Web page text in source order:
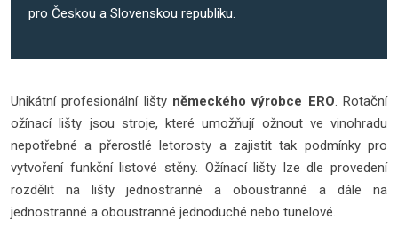
pro Českou a Slovenskou republiku.
Unikátní profesionální lišty německého výrobce ERO. Rotační
ožínací lišty jsou stroje, které umožňují ožnout ve vinohradu
nepotřebné a přerostlé letorosty a zajistit tak podmínky pro
vytvoření funkční listové stěny. Ožínací lišty lze dle provedení
rozdělit na lišty jednostranné a oboustranné a dále na
jednostranné a oboustranné jednoduché nebo tunelové.